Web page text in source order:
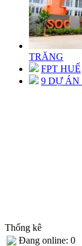
TRĂNG
FPT HUẾ
9 DỰ ÁN
Thống kê
Đang online: 0